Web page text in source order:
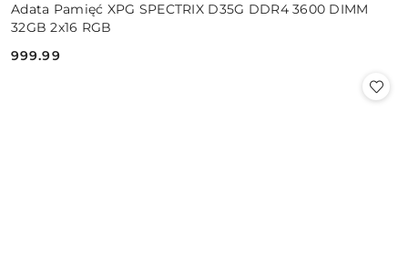
Adata Pamięć XPG SPECTRIX D35G DDR4 3600 DIMM
32GB 2x16 RGB
Cena:
999.99